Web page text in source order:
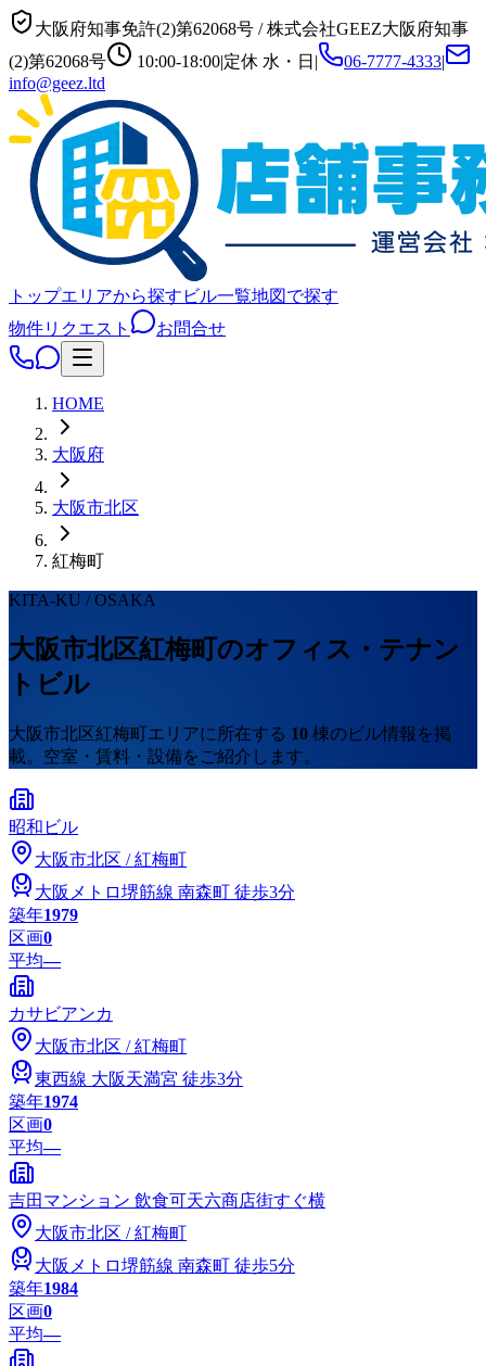
大阪府知事免許(2)第62068号 /株式会社GEEZ大阪府知事
(2)第62068号
10:00-18:00|定休 水・日 | 06-7777-4333|
info@geez.ltd
トップエリアから探す ビル一覧地図で探す
物件リクエスト
お問合せ
HOME
大阪府
大阪市北区
紅梅町
KITA-KU / OSAKA
大阪市北区紅梅町のオフィス・テナン
トビル
大阪市北区紅梅町エリアに所在する 10 棟のビル情報を掲
載。空室・賃料・設備をご紹介します。
昭和ビル
大阪市北区 /紅梅町
大阪メトロ堺筋線 南森町 徒歩3分
築年1979
区画0
平均—
カサビアンカ
大阪市北区 /紅梅町
東西線 大阪天満宮 徒歩3分
築年1974
区画0
平均—
吉田マンション 飲食可天六商店街すぐ横
大阪市北区 /紅梅町
大阪メトロ堺筋線 南森町 徒歩5分
築年1984
区画0
平均—